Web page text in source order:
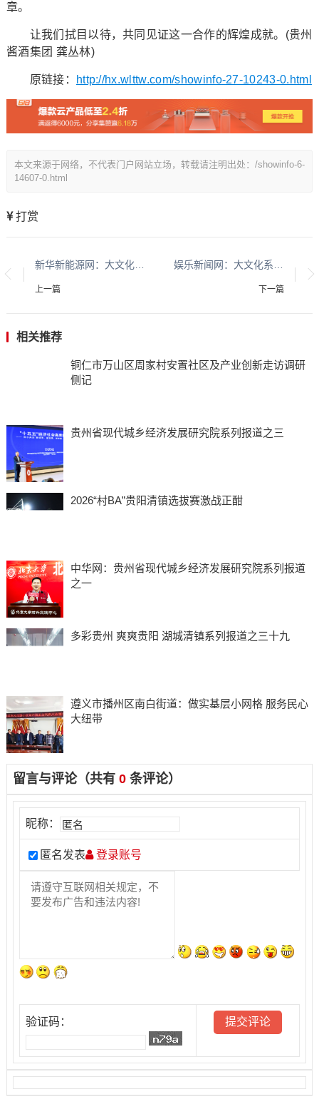
章。
让我们拭目以待，共同见证这一合作的辉煌成就。(贵州
酱酒集团 龚丛林)
原链接： http://hx.wlttw.com/showinfo-27-10243-0.html
本文来源于网络，不代表门户网站立场，转载请注明出处：/showinfo-6-
14607-0.html
打赏
新华新能源网：大文化系列报道：贵州酱香酒文化系列报道之二
上一篇 下一篇
相关推荐
铜仁市万山区周家村安置社区及产业创新走访调研
侧记
贵州省现代城乡经济发展研究院系列报道之三
2026“村BA”贵阳清镇选拔赛激战正酣
中华网：贵州省现代城乡经济发展研究院系列报道
之一
多彩贵州 爽爽贵阳 湖城清镇系列报道之三十九
遵义市播州区南白街道：做实基层小网格 服务民心
大纽带
留言与评论（共有 0条评论）
昵称：
匿名发表 登录账号
验证码：